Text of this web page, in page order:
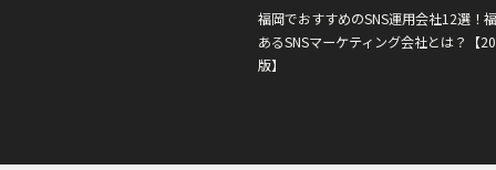
福岡でおすすめのSNS運用会社12選！
あるSNSマーケティング会社とは？【
版】